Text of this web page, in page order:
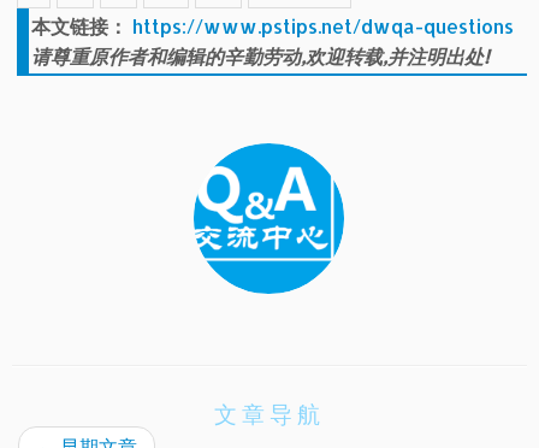
本文链接： https://www.pstips.net/dwqa-questions
请尊重原作者和编辑的辛勤劳动,欢迎转载,并注明出处!
文章导航